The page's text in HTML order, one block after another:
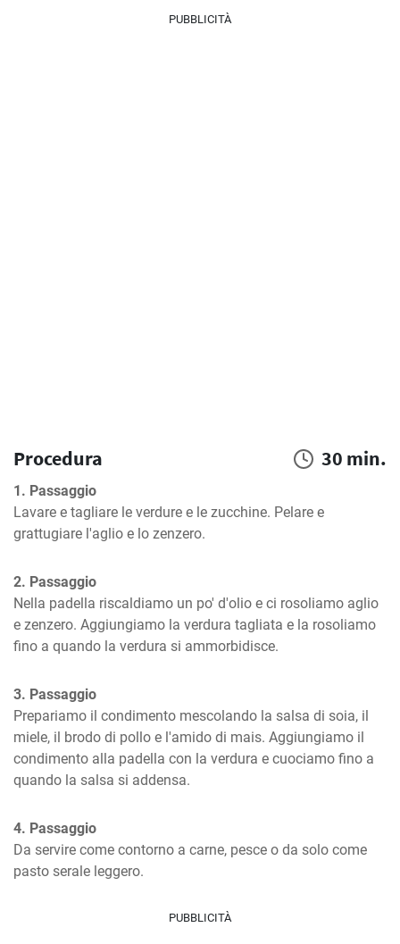
PUBBLICITÀ
Procedura 30 min.
1. Passaggio
Lavare e tagliare le verdure e le zucchine. Pelare e
grattugiare l'aglio e lo zenzero.
2. Passaggio
Nella padella riscaldiamo un po' d'olio e ci rosoliamo aglio
e zenzero. Aggiungiamo la verdura tagliata e la rosoliamo
fino a quando la verdura si ammorbidisce.
3. Passaggio
Prepariamo il condimento mescolando la salsa di soia, il
miele, il brodo di pollo e l'amido di mais. Aggiungiamo il
condimento alla padella con la verdura e cuociamo fino a
quando la salsa si addensa.
4. Passaggio
Da servire come contorno a carne, pesce o da solo come
pasto serale leggero.
PUBBLICITÀ